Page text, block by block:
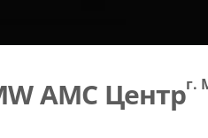
АМС Центрг.